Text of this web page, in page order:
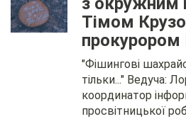
Тімом
прокурором
"Фішингові
тільки..." Ведуча:
координатор
просвітницької